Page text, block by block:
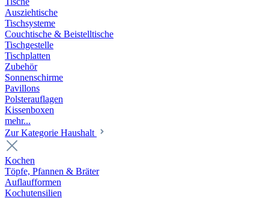
Ausziehtische
Tischsysteme
Couchtische & Beistelltische
Tischgestelle
Tischplatten
Zubehör
Sonnenschirme
Pavillons
Polsterauflagen
Kissenboxen
mehr...
Zur Kategorie Haushalt
Kochen
Töpfe, Pfannen & Bräter
Auflaufformen
Kochutensilien